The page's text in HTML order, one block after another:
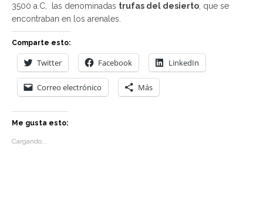
3500 a.C, las denominadas trufas del desierto , que se
encontraban en los arenales.
Comparte esto:
Twitter Facebook LinkedIn
Correo electrónico Más
Me gusta esto:
Cargando...